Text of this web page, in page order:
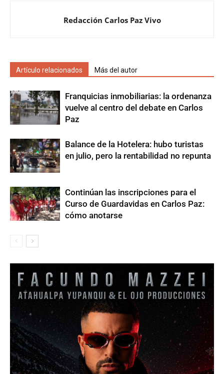
Redacción Carlos Paz Vivo
Artículo relacionados Más del autor
Franquicias inmobiliarias: la ordenanza
vuelve al centro del debate en Carlos
Paz
Balance de la Hotelera: hubo turistas
en julio, pero la rentabilidad no repunta
Continúan las inscripciones para el
Curso de Guardavidas en Carlos Paz:
cómo anotarse